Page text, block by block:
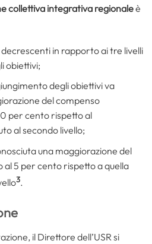
collettiva integrativa regionaleè
in rapporto ai tre livelli
obiettivi;
degli obiettivi va
del compenso
per cento rispetto al
al secondo livello;
una maggiorazione del
5 per cento rispetto a quella
3.
il Direttore dell’USR si